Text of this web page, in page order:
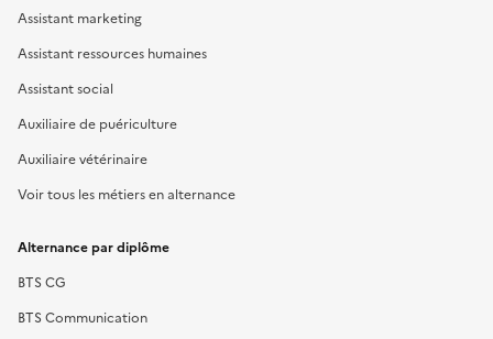
Assistant marketing
Assistant ressources humaines
Assistant social
Auxiliaire de puériculture
Auxiliaire vétérinaire
Voir tous les métiers en alternance
Alternance par diplôme
BTS CG
BTS Communication